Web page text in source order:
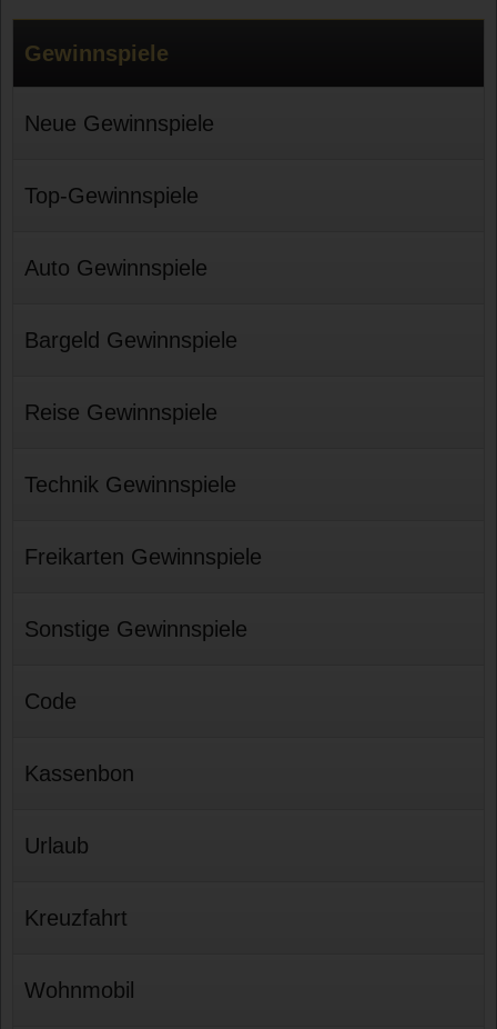
Gewinnspiele
Neue Gewinnspiele
Top-Gewinnspiele
Auto Gewinnspiele
Bargeld Gewinnspiele
Reise Gewinnspiele
Technik Gewinnspiele
Freikarten Gewinnspiele
Sonstige Gewinnspiele
Code
Kassenbon
Urlaub
Kreuzfahrt
Wohnmobil